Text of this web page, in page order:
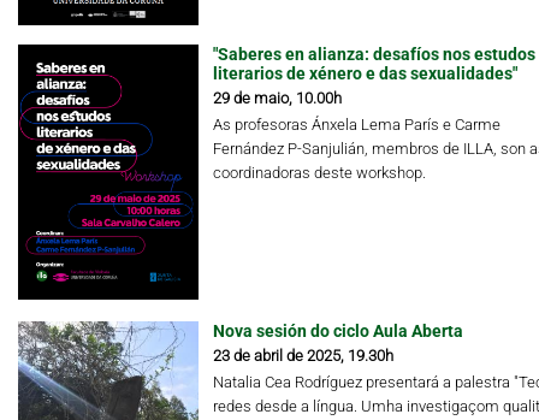
"Saberes en alianza: desafíos nos estudos
literarios de xénero e das sexualidades"
29 de maio, 10.00h
As profesoras Ánxela Lema París e Carme
Fernández P-Sanjulián, membros de ILLA, son
coordinadoras deste workshop.
Nova sesión do ciclo Aula Aberta
23 de abril de 2025, 19.30h
Natalia Cea Rodríguez presentará a palestra
redes desde a língua. Umha investigaçom